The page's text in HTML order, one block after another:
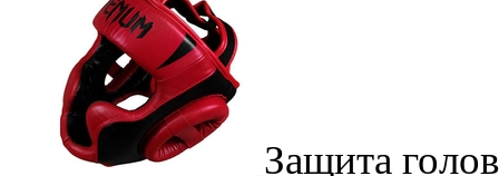
Защита